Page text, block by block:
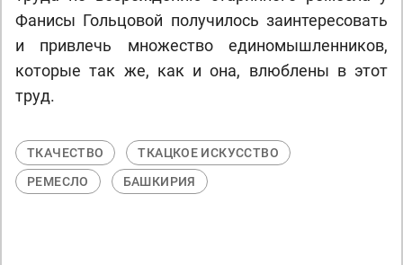
Фанисы Гольцовой получилось заинтересовать
и привлечь множество единомышленников,
которые так же, как и она, влюблены в этот
труд.
ТКАЧЕСТВО
ТКАЦКОЕ ИСКУССТВО
РЕМЕСЛО
БАШКИРИЯ